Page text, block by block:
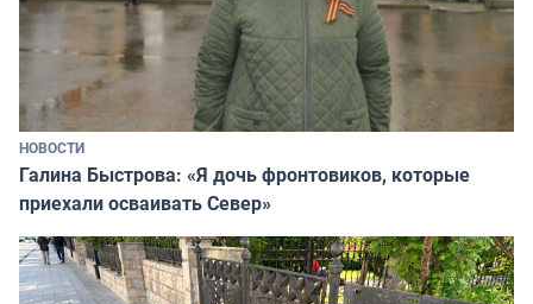
НОВОСТИ
Галина Быстрова: «Я дочь фронтовиков, которые
приехали осваивать Север»